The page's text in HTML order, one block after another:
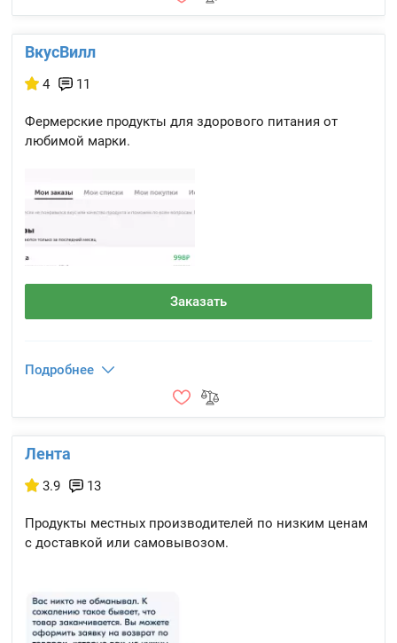
ВкусВилл
4 11
Фермерские продукты для здорового питания от
любимой марки.
Заказать
Подробнее
Лента
3.9 13
Продукты местных производителей по низким ценам
с доставкой или самовывозом.